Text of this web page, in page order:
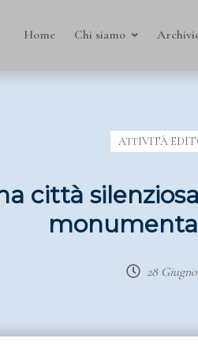
Home Chi siamo
ATTIVITÀ
città
28